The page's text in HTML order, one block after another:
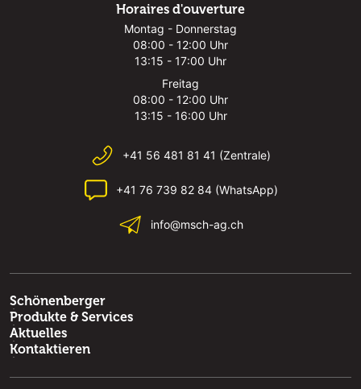
Horaires d'ouverture
Montag - Donnerstag
08:00 - 12:00 Uhr
13:15 - 17:00 Uhr
Freitag
08:00 - 12:00 Uhr
13:15 - 16:00 Uhr
+41 56 481 81 41 (Zentrale)
+41 76 739 82 84 (WhatsApp)
info@msch-ag.ch
Schönenberger
Produkte & Services
Aktuelles
Kontaktieren